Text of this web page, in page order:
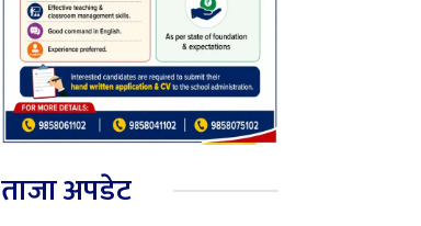
ताजा अपडेट